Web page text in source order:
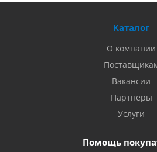
Каталог
О компании
Вакансии
Партнеры
Услуги
Помощь